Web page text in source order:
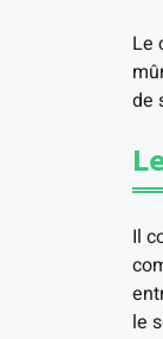
Le
de
Il
le